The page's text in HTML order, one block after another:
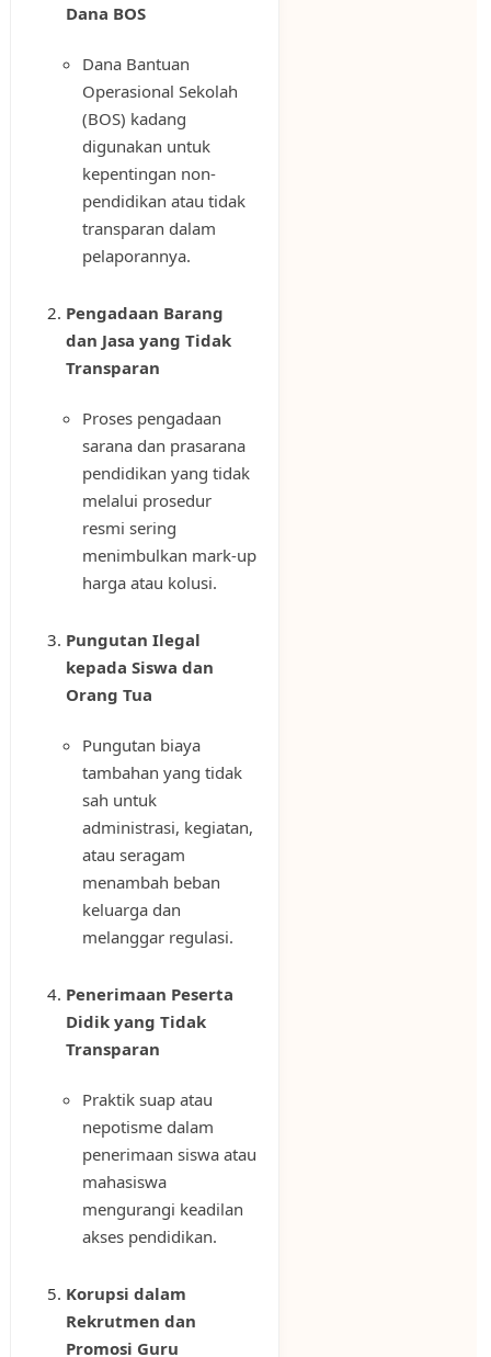
Dana BOS
Dana Bantuan
Operasional Sekolah
(BOS) kadang
digunakan untuk
kepentingan non-
pendidikan atau tidak
transparan dalam
pelaporannya.
Pengadaan Barang
dan Jasa yang Tidak
Transparan
Proses pengadaan
sarana dan prasarana
pendidikan yang tidak
melalui prosedur
resmi sering
menimbulkan mark-up
harga atau kolusi.
Pungutan Ilegal
kepada Siswa dan
Orang Tua
Pungutan biaya
tambahan yang tidak
sah untuk
administrasi, kegiatan,
atau seragam
menambah beban
keluarga dan
melanggar regulasi.
Penerimaan Peserta
Didik yang Tidak
Transparan
Praktik suap atau
nepotisme dalam
penerimaan siswa atau
mahasiswa
mengurangi keadilan
akses pendidikan.
Korupsi dalam
Rekrutmen dan
Promosi Guru